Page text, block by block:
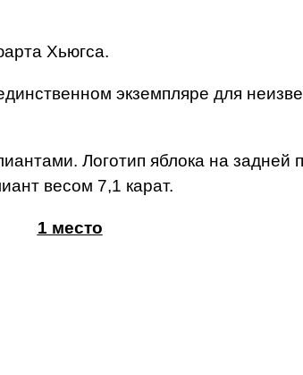
Хьюгса.
экземпляре для
Логотип яблока на задней
весом 7,1 карат.
1 место